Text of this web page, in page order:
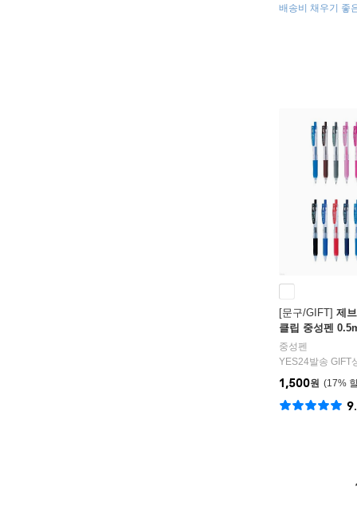
배송비 채우기 좋
[문구/GIFT] 제
클립 중성펜
중성펜
YES24발송 GIFT
17%
1,500원